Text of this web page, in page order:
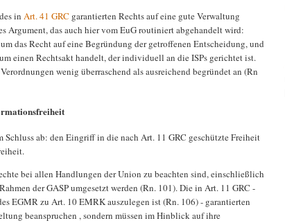
in Art. 41 GRC garantierten Rechts auf eine gute Verwaltung
Argument, das auch hier vom EuG routiniert abgehandelt wird:
das Recht auf eine Begründung der getroffenen Entscheidung, und
einen Rechtsakt handelt, der individuell an die ISPs gerichtet ist.
wenig überraschend als ausreichend begründet an (Rn
Schluss ab: den Eingriff in die nach Art. 11 GRC geschützte Freiheit
bei allen Handlungen der Union zu beachten sind, einschließlich
der GASP umgesetzt werden (Rn. 101). Die in Art. 11 GRC -
EGMR zu Art. 10 EMRK auszulegen ist (Rn. 106) - garantierten
beanspruchen , sondern müssen im Hinblick auf ihre